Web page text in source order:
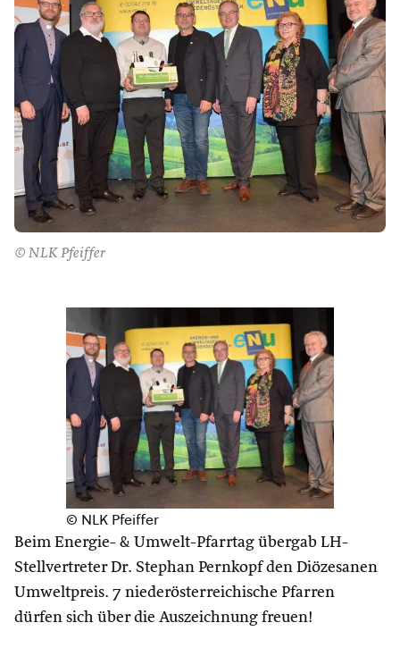
© NLK Pfeiffer
© NLK Pfeiffer
Beim Energie- & Umwelt-Pfarrtag übergab LH-
Stellvertreter Dr. Stephan Pernkopf den Diözesanen
Umweltpreis. 7 niederösterreichische Pfarren
dürfen sich über die Auszeichnung freuen!